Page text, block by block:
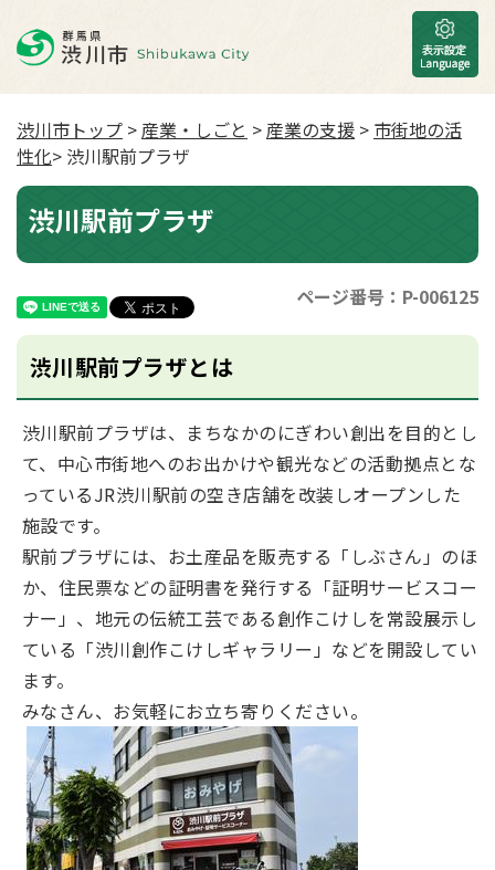
渋川市トップ >産業・しごと >産業の支援 > 市街地の活
性化> 渋川駅前プラザ
渋川駅前プラザ
ページ番号：P-006125
渋川駅前プラザとは
渋川駅前プラザは、まちなかのにぎわい創出を目的とし
て、中心市街地へのお出かけや観光などの活動拠点とな
っているJR渋川駅前の空き店舗を改装しオープンした
施設です。
駅前プラザには、お土産品を販売する「しぶさん」のほ
か、住民票などの証明書を発行する「証明サービスコー
ナー」、地元の伝統工芸である創作こけしを常設展示し
ている「渋川創作こけしギャラリー」などを開設してい
ます。
みなさん、お気軽にお立ち寄りください。